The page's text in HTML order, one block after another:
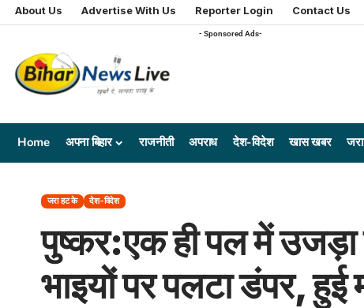
About Us Advertise With Us Reporter Login Contact Us
- Sponsored Ads-
Home अपना बिहार राजनीती अपराध देश-विदेश खास खबर
जरा हट के देश-विदेश
पुष्कर:एक ही पल में उजड़ा
भाइयों पर पलटा डंपर, हुई